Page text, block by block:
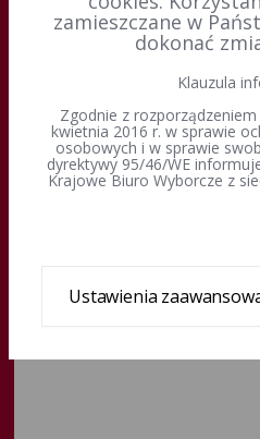
zamieszczane w
dokonać
Klauzula
Zgodnie z
kwietnia 2016 r. w sprawie
osobowych i w sprawie
dyrektywy 95/46/WE
Krajowe Biuro Wyborcze z
Ustawienia